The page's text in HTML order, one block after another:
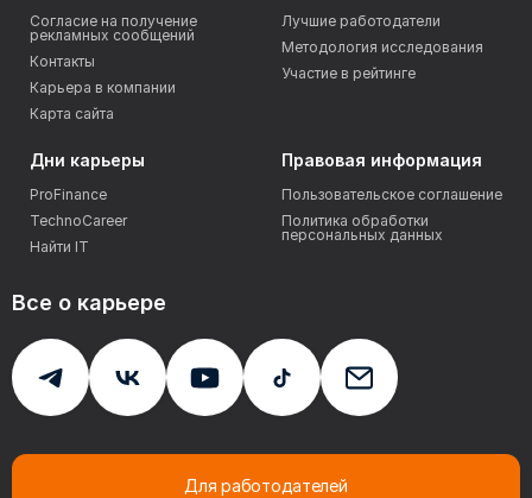
Для работодателей
Контакты
Карьера в компании
Карта сайта
Методология исследования
Участие в рейтинге
Дни карьеры
ProFinance
TechnoCareer
Найти IT
Пользовательское соглашение
Политика обработки
персональных данных